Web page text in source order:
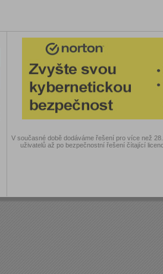
V současné době dodáváme řešení pro více než
uživatelů až po bezpečnostní řešení čítající